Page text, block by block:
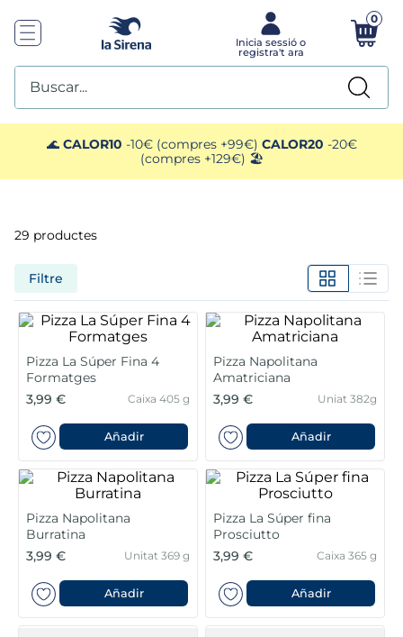
0
Buscar...
🌊 CALOR10 -10€ (compres +99€) CALOR20 -20€
(compres +129€) 🏖️
29 productes
Filtre
Pizza La Súper Fina 4
Formatges
3,99 €
Caixa 405 g
Añadir
Pizza Napolitana
Amatriciana
3,99 €
Uniat 382g
Añadir
Pizza Napolitana
Burratina
3,99 €
Unitat 369 g
Añadir
Pizza La Súper fina
Prosciutto
3,99 €
Caixa 365 g
Añadir
TOP SEARCHES
1. plato preparado
2. ensaladilla
gelats sirena
4. vegan
. preparado paella
. pan bao
menus
helados polos
. calamar sirena
salmó premium